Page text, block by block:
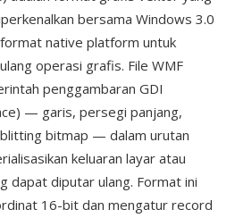
bersama Windows 3.0
native platform untuk
operasi grafis. File WMF
penggambaran GDI
— garis, persegi panjang,
bitmap — dalam urutan
keluaran layar atau
dapat diputar ulang. Format ini
16-bit dan mengatur record